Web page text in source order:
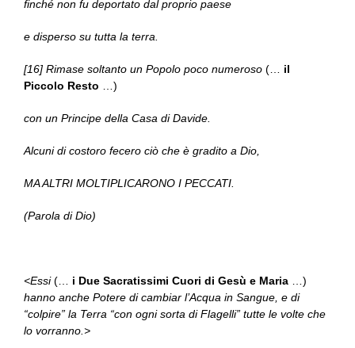
finché non fu deportato dal proprio paese
e disperso su tutta la terra.
[16] Rimase soltanto un Popolo poco numeroso (… il
Piccolo Resto …)
con un Principe della Casa di Davide.
Alcuni di costoro fecero ciò che è gradito a Dio,
MA ALTRI MOLTIPLICARONO I PECCATI.
(Parola di Dio)
<Essi(… i Due Sacratissimi Cuori di Gesù e Maria …)
hanno anche Potere di cambiar l’Acqua in Sangue, e di
“colpire” la Terra “con ogni sorta di Flagelli” tutte le volte che
lo vorranno.>